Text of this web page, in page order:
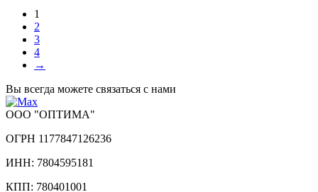
1
2
3
4
→
Вы всегда можете связаться с нами
ООО "ОПТИМА"
ОГРН 1177847126236
ИНН: 7804595181
КПП: 780401001